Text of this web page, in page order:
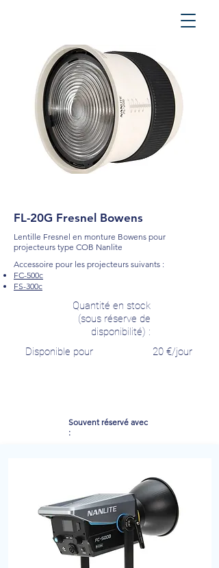
FL-20G Fresnel Bowens
Lentille Fresnel en monture Bowens pour
projecteurs type COB Nanlite
Accessoire pour les projecteurs suivants :
FC-500c
FS-300c
Quantité en stock
(sous réserve de
disponibilité) :
Disponible pour
20 €/jour
Souvent réservé avec
: